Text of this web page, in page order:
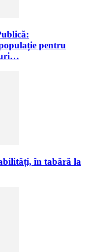
pentru
în tabără la